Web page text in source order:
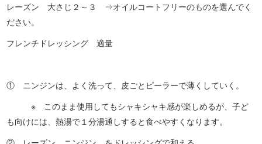
レーズン 大さじ２～３ ⇒オイルコートフリーのものを選んでく
ださい。
フレンチドレッシング 適量
① ニンジンは、よく洗って、皮ごとピーラーで薄くしていく。
※ このまま使用してもシャキシャキ感が楽しめるが、子ど
も向けには、熱湯で１分湯通しすると食べやすくなります。